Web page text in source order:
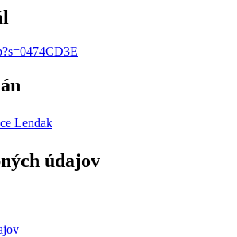
údajov